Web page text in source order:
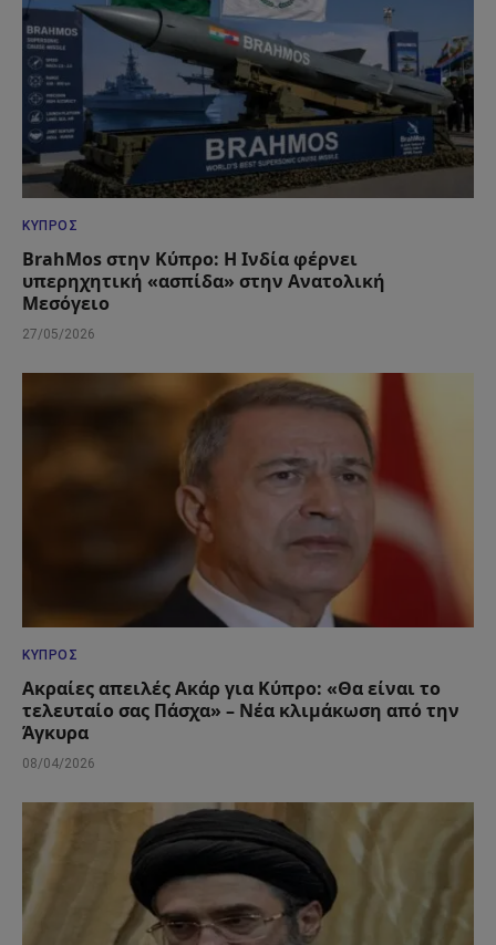
ΚΎΠΡΟΣ
BrahMos στην Κύπρο: Η Ινδία φέρνει
υπερηχητική «ασπίδα» στην Ανατολική
Μεσόγειο
27/05/2026
ΚΎΠΡΟΣ
Ακραίες απειλές Ακάρ για Κύπρο: «Θα είναι το
τελευταίο σας Πάσχα» – Νέα κλιμάκωση από την
Άγκυρα
08/04/2026